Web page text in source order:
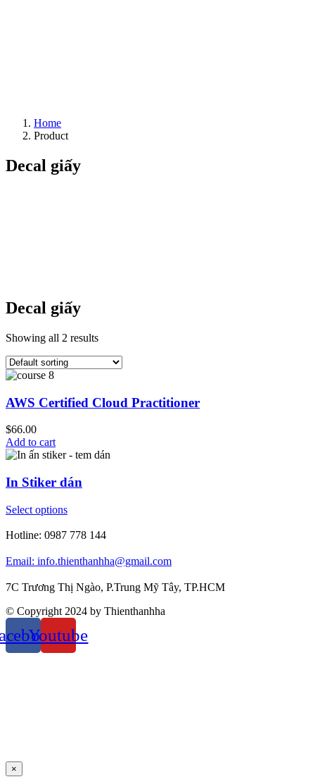
Home
Product
Decal giấy
Decal giấy
Showing all 2 results
AWS Certified Cloud Practitioner
$66.00
Add to cart
In Stiker dán
Select options
Hotline: 0987 778 144
Email: info.thienthanhha@gmail.com
7C Trương Thị Ngào, P.Trung Mỹ Tây, TP.HCM
© Copyright 2024 by Thienthanhha
Youtube
×